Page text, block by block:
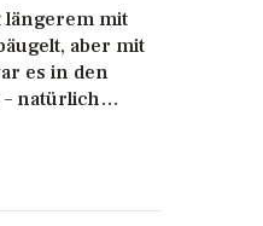
längerem mit
aber mit
es in den
– natürlich…